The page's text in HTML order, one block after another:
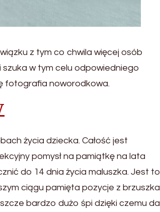
z tym co chwila więcej osób
w tym celu odpowiedniego
fotografia noworodkowa.
życia dziecka. Całość jest
pomysł na pamiątkę na lata
do 14 dnia życia maluszka. Jest to
ciągu pamięta pozycje z brzuszka
bardzo dużo śpi dzięki czemu da